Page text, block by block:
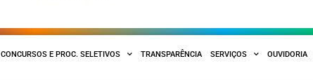
CONCURSOS E PROC. SELETIVOS TRANSPARÊNCIA SERVIÇOS OUVIDORIA